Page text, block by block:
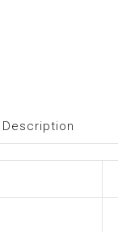
Description